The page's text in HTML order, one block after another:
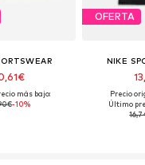
más bajo:
-10%
OFERTA
NIKE
Precio
Último